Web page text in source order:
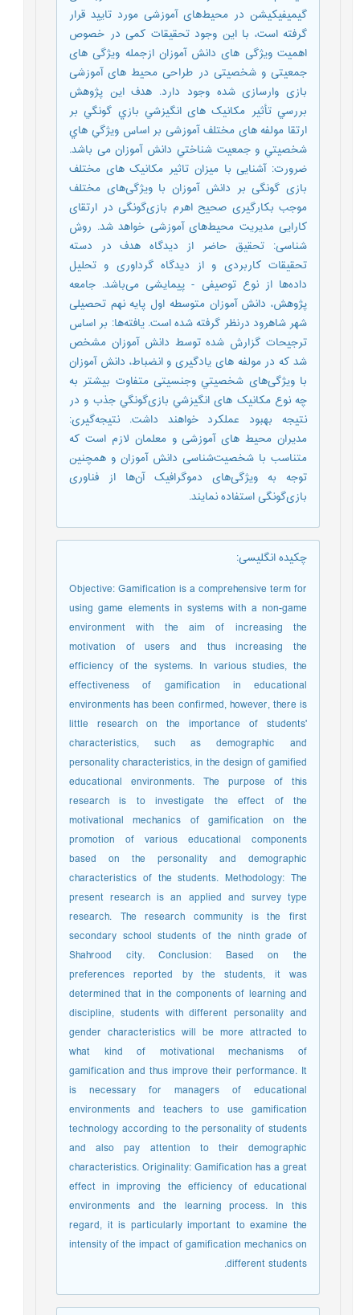
گیمیفیکیشن در محیط‌های آموزشی مورد تایید قرار
گرفته است، با این وجود تحقیقات کمی در خصوص
اهمیت ویژگی های دانش آموزان ازجمله ویژگی های
جمعیتی و شخصیتی در طراحی محیط های آموزشی
بازی وارسازی شده وجود دارد. هدف اين پژوهش
بررسي تأثير مکانیک های انگيزشي بازي گونگي بر
ارتقا مولفه های مختلف آموزشی بر اساس ويژگي هاي
شخصيتي و جمعيت شناختي دانش آموزان می باشد.
ضرورت: آشنایی با میزان تاثیر مکانیک های مختلف
بازی گونگی بر دانش آموزان با ویژگی‌های مختلف
موجب بکارگیری صحیح اهرم بازی‌گونگی در ارتقای
کارایی مدیریت محیط‌های آموزشی خواهد شد. روش
شناسی: تحقیق حاضر از دیدگاه هدف در دسته
تحقیقات کاربردی و از دیدگاه گرداوری و تحلیل
داده‌ها از نوع توصیفی - پیمایشی می‌باشد. جامعه
پژوهش، دانش آموزان متوسطه اول پایه نهم تحصیلی
شهر شاهرود درنظر گرفته شده است. یافته‌ها: بر اساس
ترجيحات گزارش شده توسط دانش آموزان مشخص
شد که در مولفه های یادگیری و انضباط، دانش آموزان
با ويژگی‌های شخصيتي وجنسیتی متفاوت بیشتر به
چه نوع مکانیک های انگيزشي بازی‌گونگي جذب و در
نتیجه بهبود عملکرد خواهند داشت. نتیجه‌گیری:
مدیران محیط های آموزشی و معلمان لازم است که
متناسب با شخصیت‌شناسی دانش آموزان و همچنین
توجه به ویژگی‌های دموگرافیک آن‌ها از فناوری
بازی‌گونگی استفاده نمایند.
چکیده انگلیسی:
Objective: Gamification is a comprehensive term for
using game elements in systems with a non-game
environment with the aim of increasing the
motivation of users and thus increasing the
efficiency of the systems. In various studies, the
effectiveness of gamification in educational
environments has been confirmed, however, there is
little research on the importance of students'
characteristics, such as demographic and
personality characteristics, in the design of gamified
educational environments. The purpose of this
research is to investigate the effect of the
motivational mechanics of gamification on the
promotion of various educational components
based on the personality and demographic
characteristics of the students. Methodology: The
present research is an applied and survey type
research. The research community is the first
secondary school students of the ninth grade of
Shahrood city. Conclusion: Based on the
preferences reported by the students, it was
determined that in the components of learning and
discipline, students with different personality and
gender characteristics will be more attracted to
what kind of motivational mechanisms of
gamification and thus improve their performance. It
is necessary for managers of educational
environments and teachers to use gamification
technology according to the personality of students
and also pay attention to their demographic
characteristics. Originality: Gamification has a great
effect in improving the efficiency of educational
environments and the learning process. In this
regard, it is particularly important to examine the
intensity of the impact of gamification mechanics on
different students.